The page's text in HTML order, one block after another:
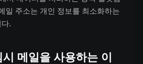
일 주소는 개인 정보를 최소화하는
.
메일을 사용하는 이